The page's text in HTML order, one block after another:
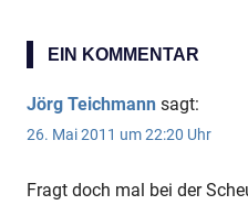
EIN KOMMENTAR
Jörg Teichmann sagt:
26. Mai 2011 um 22:20 Uhr
Fragt doch mal bei der